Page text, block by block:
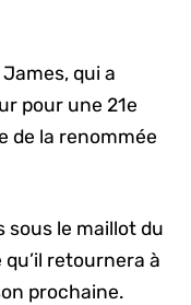
qui a
pour une 21e
de la renommée
sous le maillot du
retournera à
prochaine.